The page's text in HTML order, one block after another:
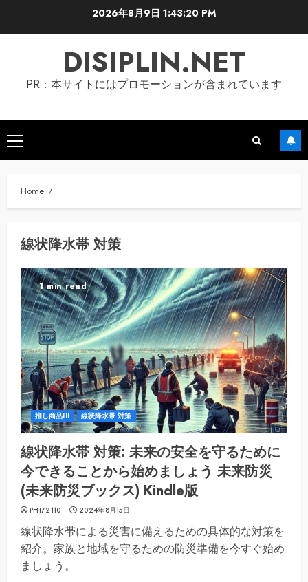
2026年8月9日 1:43:20 PM
DISIPLIN.NET
PR：本サイトにはプロモーションが含まれています
Primary
Menu
Home
線状降水帯 対策
1 min read
推し商品III 線状降水帯 対策
線状降水帯 対策: 未来の安全を守るために
今できることから始めましょう 未来防災
(未来防災ブックス) Kindle版
PHI72110 2024年8月15日
線状降水帯による災害に備えるための具体的な対策を
紹介。家族と地域を守るための防災準備を今すぐ始め
ましょう。